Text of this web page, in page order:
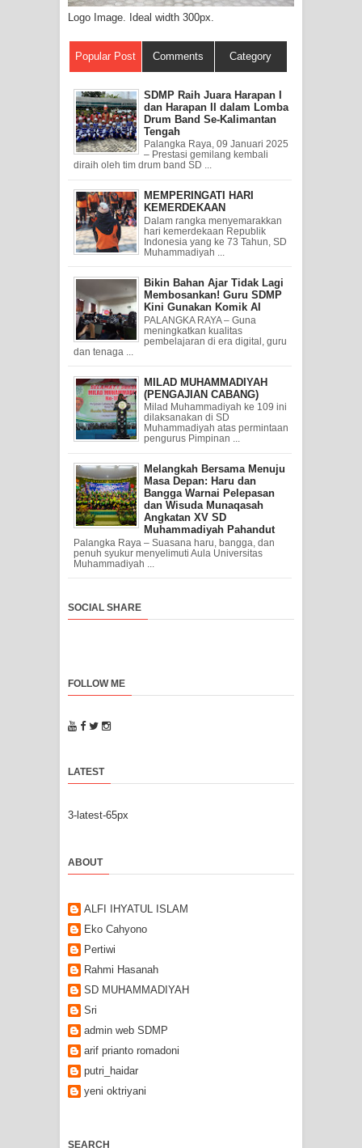
Logo Image. Ideal width 300px.
Popular Post Comments Category
SDMP Raih Juara Harapan I
dan Harapan II dalam Lomba
Drum Band Se-Kalimantan
Tengah
Palangka Raya, 09 Januari 2025
– Prestasi gemilang kembali
diraih oleh tim drum band SD ...
MEMPERINGATI HARI
KEMERDEKAAN
Dalam rangka menyemarakkan
hari kemerdekaan Republik
Indonesia yang ke 73 Tahun, SD
Muhammadiyah ...
Bikin Bahan Ajar Tidak Lagi
Membosankan! Guru SDMP
Kini Gunakan Komik AI
PALANGKA RAYA – Guna
meningkatkan kualitas
pembelajaran di era digital, guru
dan tenaga ...
MILAD MUHAMMADIYAH
(PENGAJIAN CABANG)
Milad Muhammadiyah ke 109 ini
dilaksanakan di SD
Muhammadiyah atas permintaan
pengurus Pimpinan ...
Melangkah Bersama Menuju
Masa Depan: Haru dan
Bangga Warnai Pelepasan
dan Wisuda Munaqasah
Angkatan XV SD
Muhammadiyah Pahandut
Palangka Raya – Suasana haru, bangga, dan
penuh syukur menyelimuti Aula Universitas
Muhammadiyah ...
SOCIAL SHARE
FOLLOW ME
LATEST
3-latest-65px
ABOUT
ALFI IHYATUL ISLAM
Eko Cahyono
Pertiwi
Rahmi Hasanah
SD MUHAMMADIYAH
Sri
admin web SDMP
arif prianto romadoni
putri_haidar
yeni oktriyani
SEARCH